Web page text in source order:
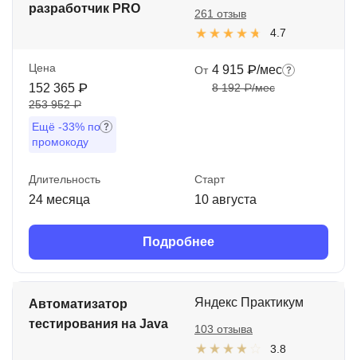
разработчик PRO
4.7
261 отзыв
Цена
152 365 ₽
253 952 ₽
Ещё -33% по
промокоду
От 4 915 ₽/мес
8 192 ₽/мес
Длительность
24 месяца
Старт
10 августа
Подробнее
Автоматизатор
тестирования на Java
Яндекс Практикум
3.8
103 отзыва